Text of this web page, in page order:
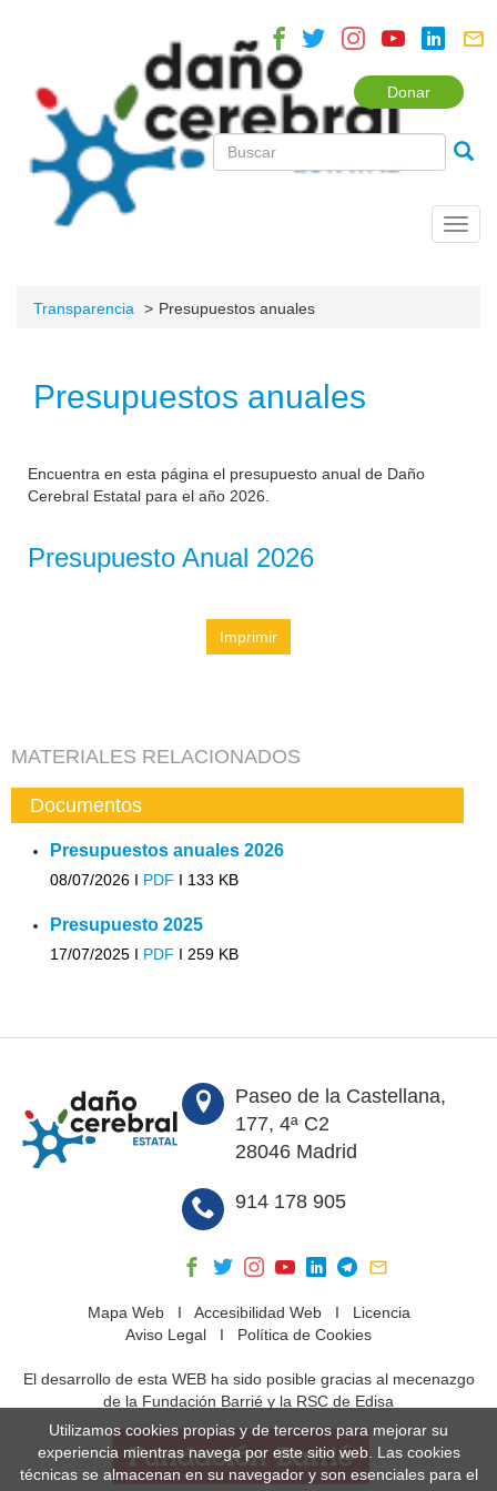
Donar
Transparencia Presupuestos anuales
Presupuestos anuales
Encuentra en esta página el presupuesto anual de Daño
Cerebral Estatal para el año 2026.
Presupuesto Anual 2026
Imprimir
MATERIALES RELACIONADOS
Documentos
Presupuestos anuales 2026
08/07/2026 I PDF I 133 KB
Presupuesto 2025
17/07/2025 I PDF I 259 KB
Paseo de la Castellana,
177, 4ª C2
28046 Madrid
914 178 905
Mapa WebI Accesibilidad WebI Licencia
Aviso Legal I Política de Cookies
El desarrollo de esta WEB ha sido posible gracias al mecenazgo
de la Fundación Barrié y la RSC de Edisa
Utilizamos cookies propias y de terceros para mejorar su
experiencia mientras navega por este sitio web. Las cookies
técnicas se almacenan en su navegador y son esenciales para el